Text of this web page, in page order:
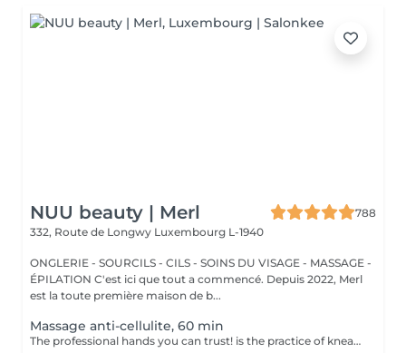
NUU beauty | Merl
788
332, Route de Longwy Luxembourg L-1940
ONGLERIE - SOURCILS - CILS - SOINS DU VISAGE - MASSAGE -
ÉPILATION C'est ici que tout a commencé. Depuis 2022, Merl
est la toute première maison de b...
Massage anti-cellulite, 60 min
The professional hands you can trust! is the practice of kneading or manipulating a person's muscles and other soft-tissue in order to reduce stress, reduce muscle pain, increase relaxation and improve the work of the immune system. Benefits of getting an anti-cellulite massage: - improves blood circulation - congestion in the skin goes away - metabolic processes in cells and tissues are activated - muscles and tissues are saturated with oxygen and minerals - skin becomes smooth and elastic How is massage anti-cellulite done? - back is massaged - arms are massaged - legs are massaged - belly is massaged Age restrictions: recommended to do from 16 years. Post procedure recommendations: do not do sport and any sharp movements for 2-3 hours after the procedure. Frequency: 2-3 times per week, 10 times in total. Repeat once in 3-6 months.